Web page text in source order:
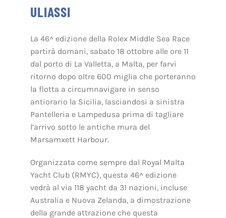
ULIASSI
La 46^ edizione della Rolex Middle Sea Race
partirà domani, sabato 18 ottobre alle ore 11
dal porto di La Valletta, a Malta, per farvi
ritorno dopo oltre 600 miglia che porteranno
la flotta a circumnavigare in senso
antiorario la Sicilia, lasciandosi a sinistra
Pantelleria e Lampedusa prima di tagliare
l’arrivo sotto le antiche mura del
Marsamxett Harbour.
Organizzata come sempre dal Royal Malta
Yacht Club (RMYC), questa 46^ edizione
vedrà al via 118 yacht da 31 nazioni, incluse
Australia e Nuova Zelanda, a dimostrazione
della grande attrazione che questa